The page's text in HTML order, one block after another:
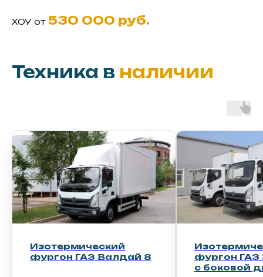
ХОУ от 530 000 руб.
Техника в наличии
8
Изотермический
фургон ГАЗ Валдай 8